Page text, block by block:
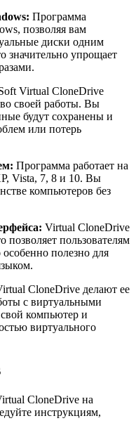
Программа
позволяя вам
диски одним
упрощает
Virtual CloneDrive
своей работы. Вы
будут сохранены и
или потерь
Программа работает на
Vista, 7, 8 и 10. Вы
компьютеров без
Virtual CloneDrive
пользователям
полезно для
CloneDrive делают ее
с виртуальными
компьютер и
виртуального
CloneDrive на
инструкциям,